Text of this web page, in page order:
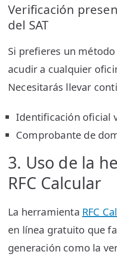
Verificación
del SAT
Si prefieres un
acudir a cualquier
Necesitarás llevar
Identificación oficial
Comprobante de
3. Uso de la
RFC Calcular
La herramienta RFC
en línea gratuito que
generación como la